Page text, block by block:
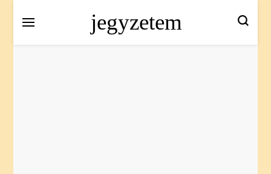
jegyzetem